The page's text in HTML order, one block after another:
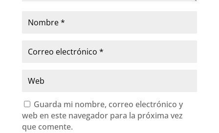
Guarda mi nombre, correo electrónico y
web en este navegador para la próxima vez
que comente.